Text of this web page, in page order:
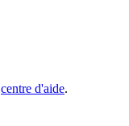
centre d'aide.